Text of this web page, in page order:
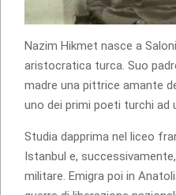
Nazim Hikmet nasce a
aristocratica turca. Suo
madre una pittrice amante
uno dei primi poeti turchi ad
Studia dapprima nel liceo
Istanbul e,
militare. Emigra poi in